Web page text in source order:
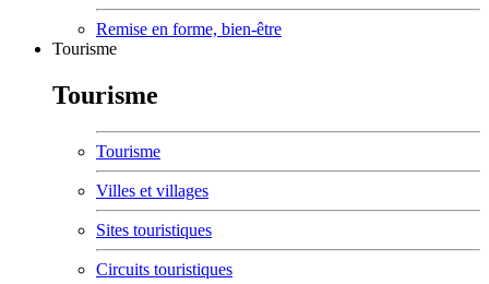
Remise en forme, bien-être
Tourisme
Tourisme
Tourisme
Villes et villages
Sites touristiques
Circuits touristiques